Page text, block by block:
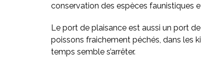
conservation des espèces faunistiques
Le port de plaisance est aussi un port
poissons fraichement péchés, dans les
temps semble s’arrêter.